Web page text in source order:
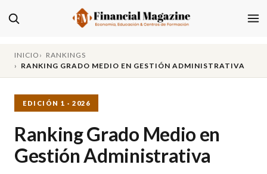
INICIO
RANKINGS
RANKING GRADO MEDIO EN GESTIÓN ADMINISTRATIVA
EDICIÓN 1 · 2026
Ranking Grado Medio en
Gestión Administrativa